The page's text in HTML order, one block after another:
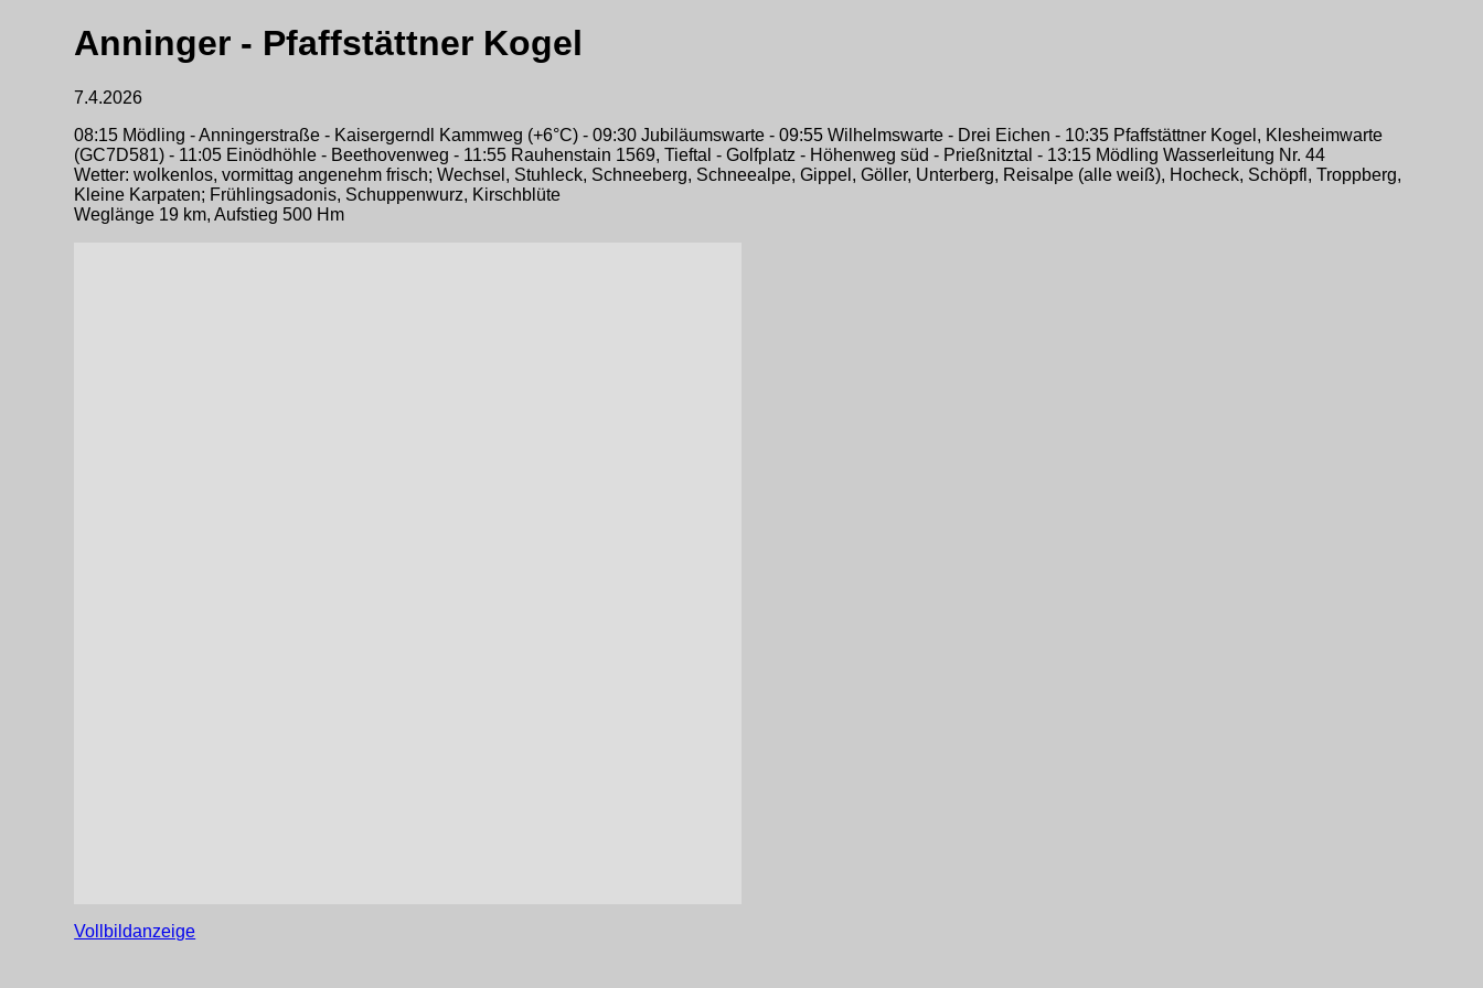
Anninger - Pfaffstättner Kogel
7.4.2026
08:15 Mödling - Anningerstraße - Kaisergerndl Kammweg (+6°C) - 09:30 Jubiläumswarte - 09:55 Wilhelmswarte - Drei Eichen - 10:35 Pfaffstättner Kogel, Klesheimwarte
(GC7D581) - 11:05 Einödhöhle - Beethovenweg - 11:55 Rauhenstain 1569, Tieftal - Golfplatz - Höhenweg süd - Prießnitztal - 13:15 Mödling Wasserleitung Nr. 44
Wetter: wolkenlos, vormittag angenehm frisch; Wechsel, Stuhleck, Schneeberg, Schneealpe, Gippel, Göller, Unterberg, Reisalpe (alle weiß), Hocheck, Schöpfl, Troppberg,
Kleine Karpaten; Frühlingsadonis, Schuppenwurz, Kirschblüte
Weglänge 19 km, Aufstieg 500 Hm
Vollbildanzeige